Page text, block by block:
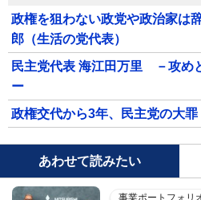
政権を狙わない政党や政治家は
郎（生活の党代表）
民主党代表 海江田万里 －攻め
ー
政権交代から3年、民主党の大罪
あわせて読みたい
事業ポートフォリ